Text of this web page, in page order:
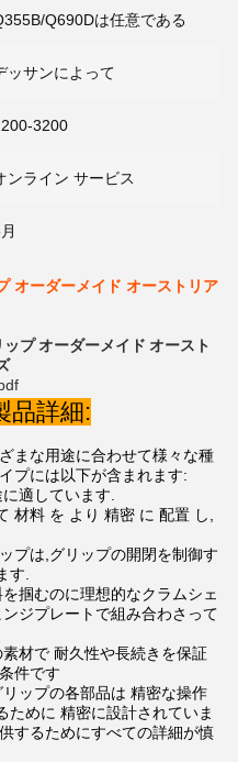
Q690Dは任意である
ッサンによって
3200
ンライン サービス
オーダーメイド オーストリア
プ オーダーメイド オースト
品詳細:
まな用途に合わせて様々な種
プには以下が含まれます:
適しています.
材料 を より 精密 に 配置 し,
プは,グリップの開閉を制御す
す.
掴むのに理想的なクラムシェ
ジプレートで組み合わさって
材で 耐久性や長続きを保証
件です
ップの各部品は 精密な操作
ために 精密に設計されていま
するためにすべての詳細が慎